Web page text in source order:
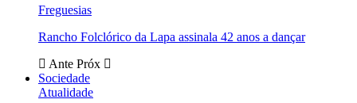
Freguesias
Rancho Folclórico da Lapa assinala 42 anos a dançar
Ante Próx
Sociedade
Atualidade